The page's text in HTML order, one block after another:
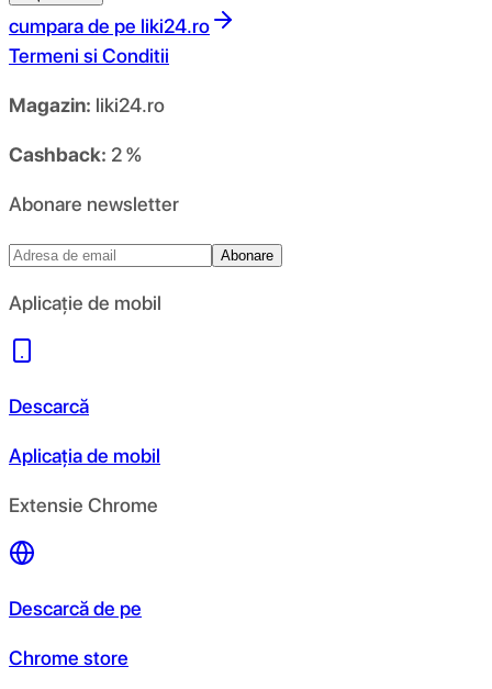
cumpara de pe liki24.ro
Termeni si Conditii
Magazin: liki24.ro
Cashback: 2 %
Abonare newsletter
Abonare
Aplicație de mobil
Descarcă
Aplicația de mobil
Extensie Chrome
Descarcă de pe
Chrome store